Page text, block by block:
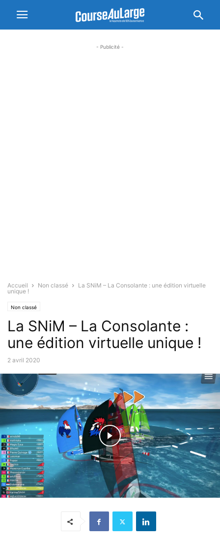
- Publicité -
Accueil Non classé
La SNiM – La Consolante : une édition virtuelle
unique !
Non classé
La SNiM – La Consolante :
une édition virtuelle unique !
2 avril 2020